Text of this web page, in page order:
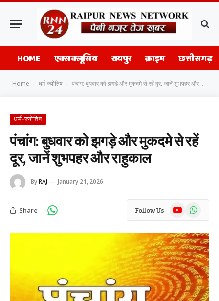
HOME एक्सक्लूसिव रायपुर क्राइम छत्तीसगढ़
Home - धर्म-ज्योतिष - पंचांग: बुधवार को झगड़े और मुकदमे से रहें दूर, जानें शुभपहर और राहुकाल
धर्म-ज्योतिष
पंचांग: बुधवार को झगड़े और मुकदमे से रहें
दूर, जानें शुभपहर और राहुकाल
ByRAJ January 21, 2026
Share Follow Us YouTubeWhatsApp